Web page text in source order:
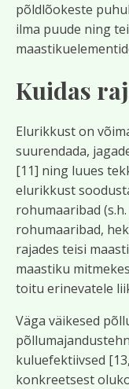
põldlõokeste
ilma puude ning
Kuidas
Elurikkust on
suurendada,
[11] ning luues
elurikkust
rohumaaribad
rohumaaribad,
rajades teisi
maastiku
toitu erinevatele
Väga väikesed
kuluefektiivsed
konkreetsest